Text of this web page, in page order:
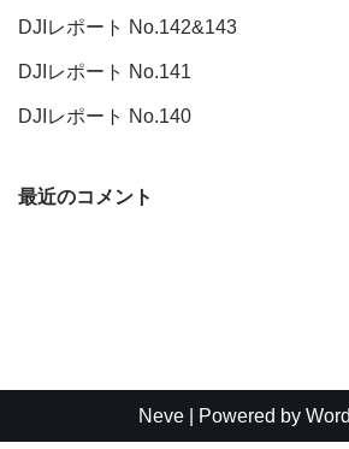
DJIレポート No.142&143
DJIレポート No.141
DJIレポート No.140
最近のコメント
Neve | Powered by